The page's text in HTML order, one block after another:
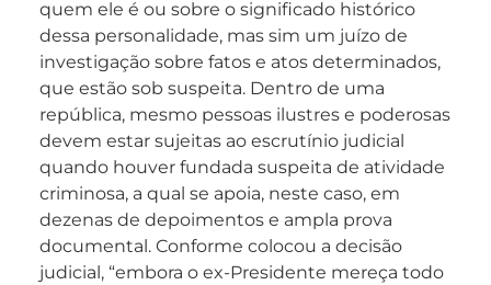
quem ele é ou sobre o significado histórico
dessa personalidade, mas sim um juízo de
investigação sobre fatos e atos determinados,
que estão sob suspeita. Dentro de uma
república, mesmo pessoas ilustres e poderosas
devem estar sujeitas ao escrutínio judicial
quando houver fundada suspeita de atividade
criminosa, a qual se apoia, neste caso, em
dezenas de depoimentos e ampla prova
documental. Conforme colocou a decisão
judicial, “embora o ex-Presidente mereça todo